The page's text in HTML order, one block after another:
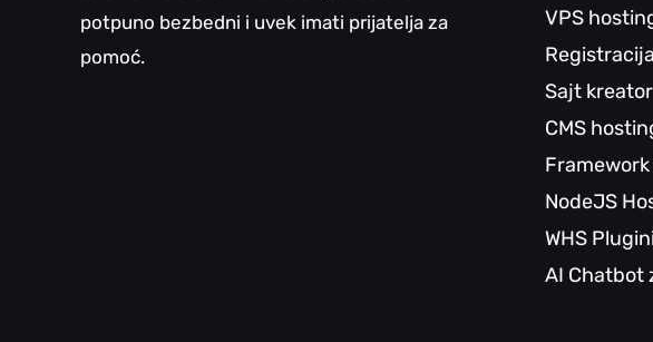
potpuno bezbedni i uvek imati prijatelja za
pomoć.
VPS
Sajt kreator
CMS
NodeJS
WHS
AI Chatbot